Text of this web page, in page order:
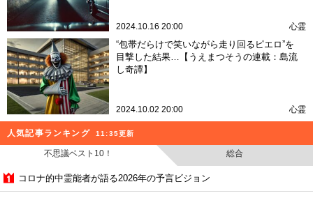
2024.10.16 20:00 心霊
“包帯だらけで笑いながら走り回るピエロ”を
目撃した結果…【うえまつそうの連載：島流
し奇譚】
2024.10.02 20:00 心霊
人気記事ランキング 11:35更新
不思議ベスト10！ 総合
コロナ的中霊能者が語る2026年の予言ビジョン